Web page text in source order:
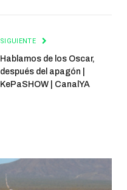
SIGUIENTE
Hablamos de los Oscar,
después del apagón |
KePaSHOW | CanalYA